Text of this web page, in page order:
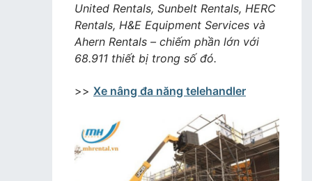
hàng
đầu
ở
Bắc
United Rentals, Sunbelt Rentals, HERC
Rentals, H&E Equipment Services và
Ahern Rentals – chiếm phần lớn với
68.911 thiết bị trong số đó.
>> Xe nâng đa năng telehandler